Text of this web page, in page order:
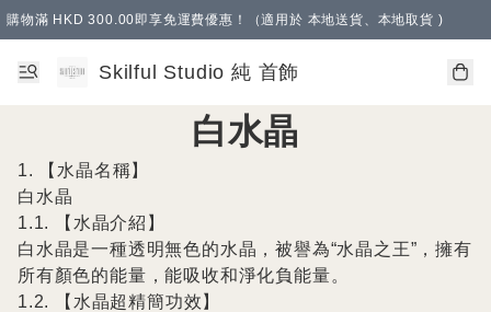
購物滿 HKD 300.00即享免運費優惠！（適用於 本地送貨、本地取貨 )
Skilful Studio 純 首飾
白水晶
1. 【水晶名稱】
白水晶
1.1. 【水晶介紹】
白水晶是一種透明無色的水晶，被譽為“水晶之王”，擁有
所有顏色的能量，能吸收和淨化負能量。
1.2. 【水晶超精簡功效】